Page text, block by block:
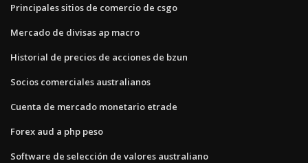
Principales sitios de comercio de csgo
Mercado de divisas ap macro
Historial de precios de acciones de bzun
Socios comerciales australianos
Cuenta de mercado monetario etrade
Forex aud a php peso
Software de selección de valores australiano